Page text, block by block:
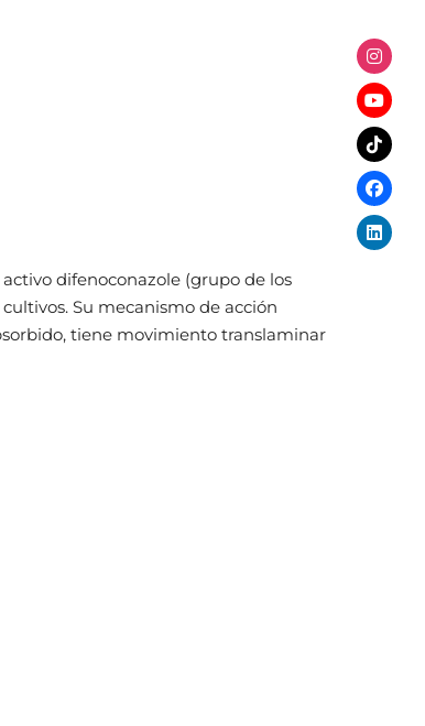
difenoconazole (grupo de los
Su mecanismo de acción
tiene movimiento translaminar